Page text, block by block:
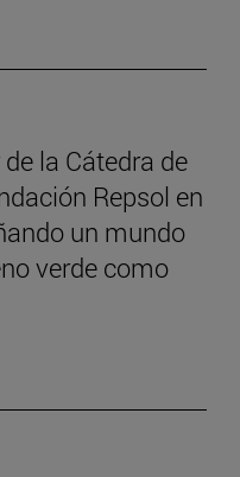
la Cátedra de
Repsol en
un mundo
verde como